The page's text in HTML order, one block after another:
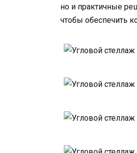
но и практичные
чтобы обеспечить